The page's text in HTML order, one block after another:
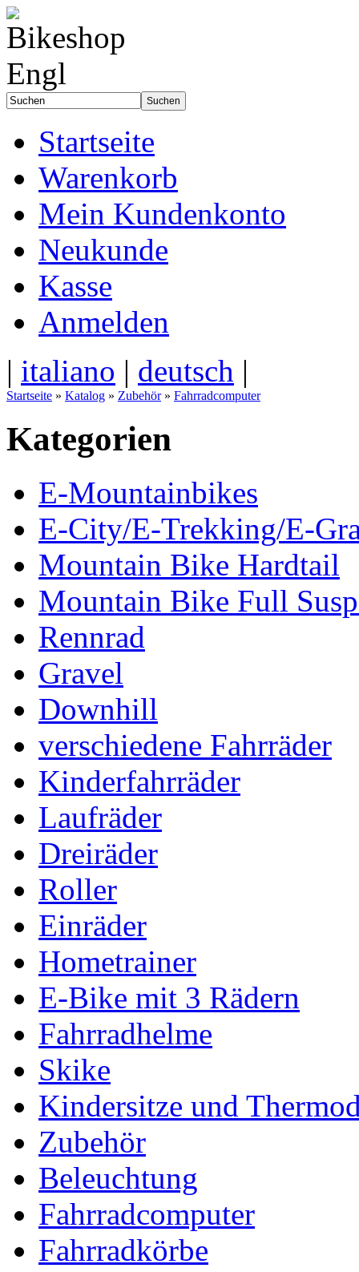
Startseite
Warenkorb
Mein Kundenkonto
Neukunde
Kasse
Anmelden
| italiano | deutsch |
Startseite » Katalog » Zubehör» Fahrradcomputer
Kategorien
E-Mountainbikes
E-City/E-Trekking/E-
Mountain Bike Hardtail
Mountain Bike Full
Rennrad
Gravel
Downhill
verschiedene Fahrräder
Kinderfahrräder
Laufräder
Dreiräder
Roller
Einräder
Hometrainer
E-Bike mit 3 Rädern
Fahrradhelme
Skike
Kindersitze und
Zubehör
Beleuchtung
Fahrradcomputer
Fahrradkörbe